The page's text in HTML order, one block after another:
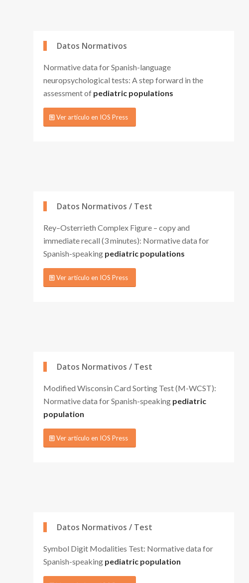
Datos Normativos
Normative data for Spanish-language
neuropsychological tests: A step forward in the
assessment of pediatric populations
Ver artículo en IOS Press
Datos Normativos / Test
Rey–Osterrieth Complex Figure – copy and
immediate recall (3 minutes): Normative data for
Spanish-speaking pediatric populations
Ver artículo en IOS Press
Datos Normativos / Test
Modified Wisconsin Card Sorting Test (M-WCST):
Normative data for Spanish-speaking pediatric
population
Ver artículo en IOS Press
Datos Normativos / Test
Symbol Digit Modalities Test: Normative data for
Spanish-speaking pediatric population